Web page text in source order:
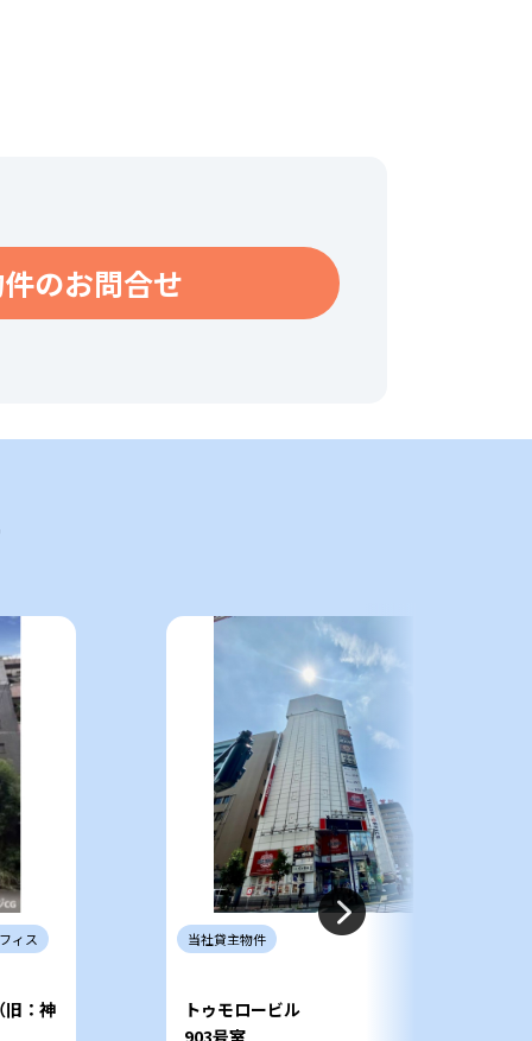
のお問合せ
ィス
：神
当社貸主物件
トゥモロービル
903号室